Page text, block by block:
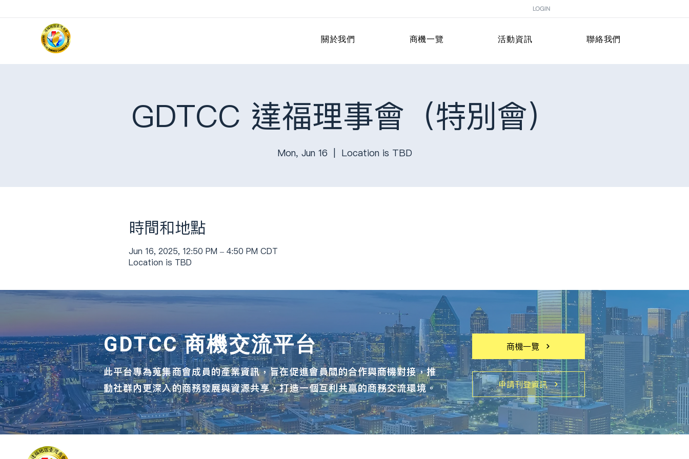
LOGIN
關於我們 商機一覽 活動資訊 聯絡我們
GDTCC 達福理事會（特別會）
Mon, Jun 16 Location is TBD
時間和地點
Jun 16, 2025, 12:50 PM – 4:50 PM CDT
Location is TBD
GDTCC 商機交流平台
此平台專為蒐集商會成員的產業資訊，旨在促進會員間的合作與商機對接，推
動社群內更深入的商務發展與資源共享，打造一個互利共贏的商務交流環境。
商機一覽
申請刊登資訊